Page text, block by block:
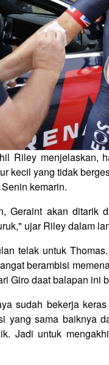
Riley menjelaskan,
kecil yang tidak
kemarin.
Geraint akan
ujar Riley dalam
telak untuk
berambisi
Giro daat balapan ini
sudah bekerja
yang sama baiknya
Jadi untuk